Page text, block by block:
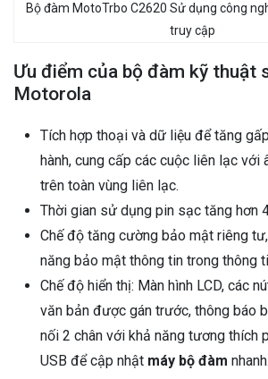
Bộ đàm MotoTrbo C2620 Sử dụng công
truy cập
Ưu điểm của bộ đàm kỹ thuật
Motorola
Tích hợp thoại và dữ liệu để tăng
hành, cung cấp các cuộc liên lạc với
trên toàn vùng liên lạc.
Thời gian sử dụng pin sạc tăng hơn
Chế độ tăng cường bảo mật riêng
năng bảo mật thông tin trong thông
Chế độ hiển thị: Màn hình LCD, các
văn bản được gán trước, thông báo
nối 2 chân với khả năng tương thích
USB để cập nhật máy bộ đàm nhanh.